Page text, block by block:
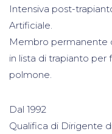
Intensiva post-
Artificiale.
Membro permanente
in lista di trapianto per
polmone.
Dal 1992
Qualifica di Dirigente